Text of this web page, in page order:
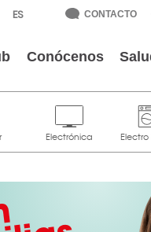
CONTACTO
Conócenos